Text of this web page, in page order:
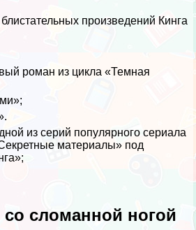
произведений Кинга
роман из цикла «Темная
из серий популярного сериала
материалы» под
со сломанной ногой